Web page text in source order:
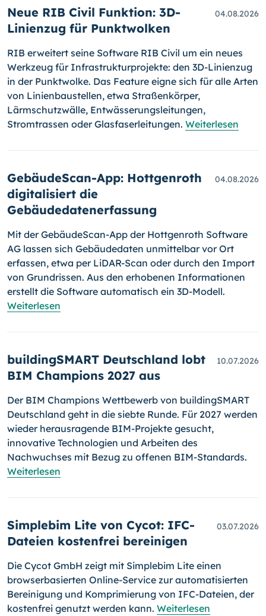
Neue RIB Civil Funktion: 3D-
Linienzug für Punktwolken
04.08.2026
RIB erweitert seine Software RIB Civil um ein neues
Werkzeug für Infrastrukturprojekte: den 3D-Linienzug
in der Punktwolke. Das Feature eigne sich für alle Arten
von Linienbaustellen, etwa Straßenkörper,
Lärmschutzwälle, Entwässerungsleitungen,
Stromtrassen oder Glasfaserleitungen. Weiterlesen
GebäudeScan-App: Hottgenroth
digitalisiert die
Gebäudedatenerfassung
04.08.2026
Mit der GebäudeScan-App der Hottgenroth Software
AG lassen sich Gebäudedaten unmittelbar vor Ort
erfassen, etwa per LiDAR-Scan oder durch den Import
von Grundrissen. Aus den erhobenen Informationen
erstellt die Software automatisch ein 3D-Modell.
Weiterlesen
buildingSMART Deutschland lobt
BIM Champions 2027 aus
10.07.2026
Der BIM Champions Wettbewerb von buildingSMART
Deutschland geht in die siebte Runde. Für 2027 werden
wieder herausragende BIM-Projekte gesucht,
innovative Technologien und Arbeiten des
Nachwuchses mit Bezug zu offenen BIM-Standards.
Weiterlesen
Simplebim Lite von Cycot: IFC-
Dateien kostenfrei bereinigen
03.07.2026
Die Cycot GmbH zeigt mit Simplebim Lite einen
browserbasierten Online-Service zur automatisierten
Bereinigung und Komprimierung von IFC-Dateien, der
kostenfrei genutzt werden kann. Weiterlesen